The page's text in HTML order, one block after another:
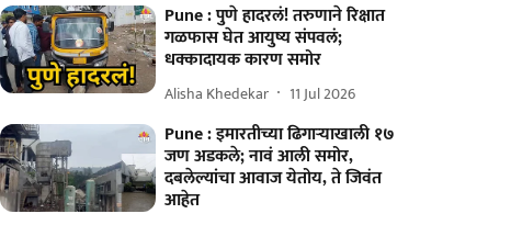
Pune : पुणे हादरलं! तरुणाने रिक्षात
गळफास घेत आयुष्य संपवलं;
धक्कादायक कारण समोर
Alisha Khedekar 11 Jul 2026
Pune : इमारतीच्या ढिगाऱ्याखाली १७
जण अडकले; नावं आली समोर,
दबलेल्यांचा आवाज येतोय, ते जिवंत
आहेत